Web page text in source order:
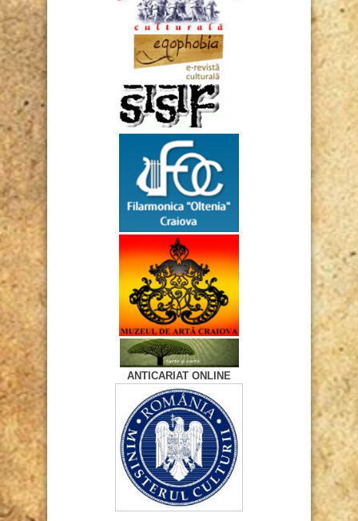
ANTICARIAT ONLINE